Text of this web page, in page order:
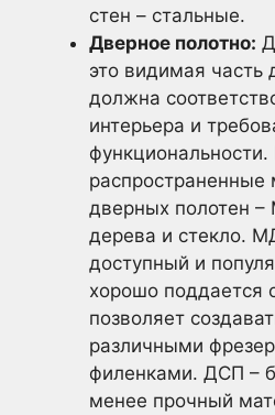
стен – стальные.
Дверное полотно:
это видимая часть
должна
интерьера и
распространенные
дверных полотен
дерева и стекло.
доступный и
хорошо поддается
позволяет
различными
филенками. ДСП –
менее прочный